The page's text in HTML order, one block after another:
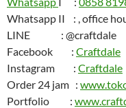
Whatsapp II : , office
LINE : @craftdale
Facebook : Craftdale
Instagram : Craftdale
Order 24 jam :
Portfolio :